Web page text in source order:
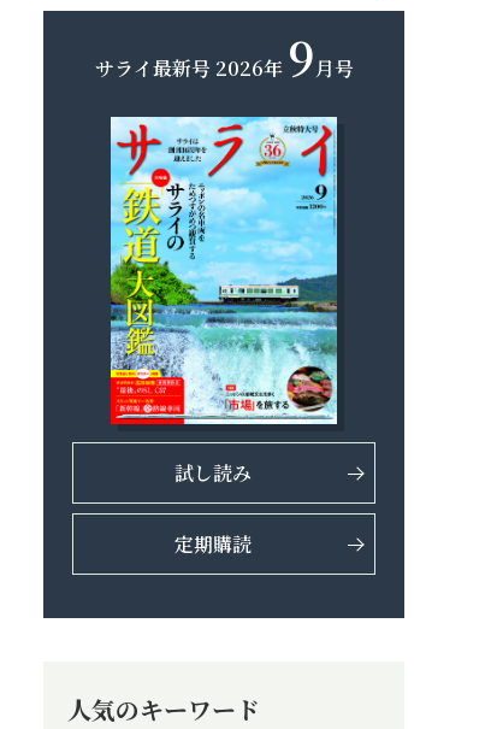
サライ最新号 2026年 9月号
試し読み
定期購読
人気のキーワード